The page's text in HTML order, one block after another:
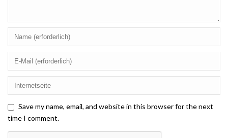
Save my name, email, and website in this browser for the next
time I comment.